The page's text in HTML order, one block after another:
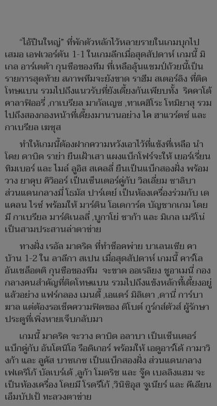
“ไอ้ปืนใหญ่” ที่พักตัวหลักไว้หลายรายในเกมบุกไป
เสมอ เอฟเวอร์ตัน 1-1 ในเกมลีกเมื่อสุดสัปดาห์ เกมนี้ มิ
เกล อาร์เตต้า กุนซือของทีม ที่เหลือลุ้นแชมป์ถ้วยนี้เป็น
รายการสุดท้าย สภาพทีมจะยังขาด ราฮีม สเตอร์ลิง ที่ติด
โทษแบน รวมไปถึงแนวรับที่ยังเดี้ยงกันเพียบทั้ง ริคคาโด้
คาลาฟิออรี่ ,กาเบรียล มากัลเญซ ,ทาเคฮิโระ โทมิยาสุ รวม
ไปถึงสองกองหน้าที่เดี้ยงมานานอย่าง ไค ฮาแวร์ตซ์ และ
กาเบรียล เฆซุส
ทำให้เกมนี้ต้องฝากความหวังเอาไว้ที่แข้งที่เหลือ นำ
โดย ดาบิด ราย่า ยืนเฝ้าเสา แผงแบ็กโฟร์จะให้ เยอร์เรี่ยน
ทิมเบอร์ และ ไมล์ ลูอิส สเคลลี่ ยืนเป็นแบ็กสองฝั่ง พร้อม
วาง ยาคุบ คิวิออร์ เป็นเซ็นเตอร์คู่กับ วิลเลี่ยม ซาลิบา
ส่วนแดนกลางมี่ โธมัส ปาร์เตย์ เป็นห้องเครื่องร่วมกับ เด
แคลน ไรซ์ พร้อมให้ มาร์ติน โอเดการ์ด บัญชากเกม โดย
มี กาเบรียล มาร์ติเนลลี่ ,บูกาโย่ ซาก้า และ มิเกล เมริโน่
เป็นสามประสานล่าตาข่าย
ทางฝั่ง เรอัล มาดริด ที่ทำช็อคพ่าย บาเลนเซีย คา
บ้าน 1-2 ใน ลาลีกา สเปน เมื่อสุดสัปดาห์ เกมนี้ คาร์โล
อันเชล็อตติ กุนซือของทีม จะขาด ออเรลิยง ชูอาเมนี่ กอง
กลางคนสำคัญที่ติดโทษแบน รวมไปถึงแข้งหลักที้เดี้ยงอยู่
แล้วอย่าง แฟร์กลอง เมนดี้ ,เอแดร์ มิลิเตา ,ดานี่ การ์บา
ฆาล แต่ต้องรอเช็คความฟิตของ ติโบต์ กูร์กส์ตัวส์ ผู้รักษา
ประตูที่เพิ่งหายเจ็บกลับมา
เกมนี้ มาดริด จะวาง ดาบิด อลาบา เป็นเซ็นเตอร์
แบ็กคู่กับ อันโตนิโอ รือดิเกอร์ พร้อมให้ เอดูอาร์โด้ กามาวิ
งก้า และ ลูคัส บาซเกซ เป็นแบ็กสองฝั่ง ส่วนแดนกลาง
เฟเดริโก้ บัลเบร์เด้ ,ลูก้า โมดริช และ จู๊ด เบลลิงแฮม จะ
เป็นห้องเครื่อง โดยมี โรดรีโก้ ,วินิซิอุส จูเนียร์ และ คีเลียน
เอ็มบัปเป้ ทะลวงตาข่าย